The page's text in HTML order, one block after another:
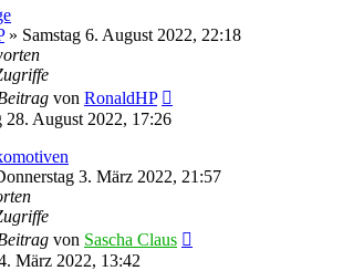
» Samstag 6. August 2022, 22:18
von RonaldHP
28. August 2022, 17:26
3. März 2022, 21:57
von Sascha Claus
März 2022, 13:42